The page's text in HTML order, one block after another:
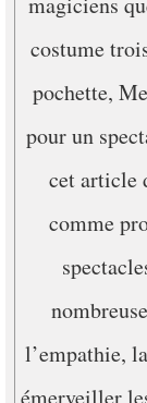
costume
pochette,
pour un
cet article
comme
l’empathie,
émerveiller